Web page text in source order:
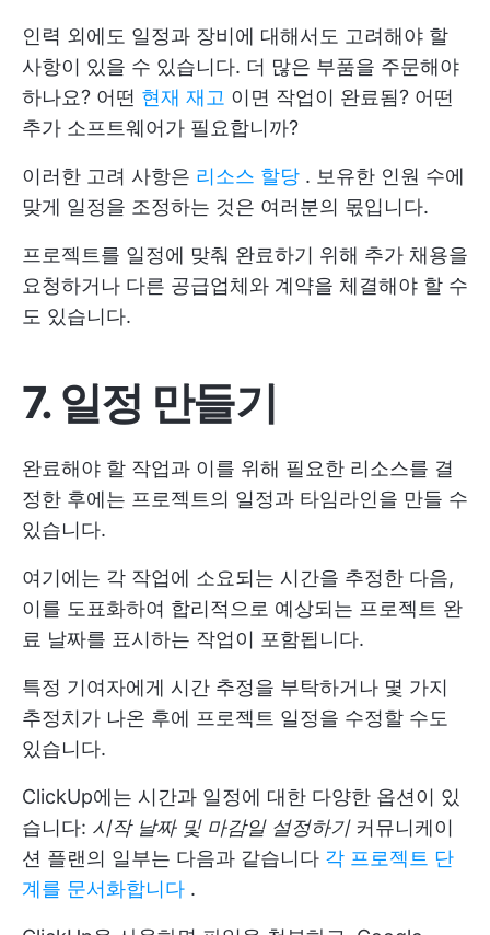
인력 외에도 일정과 장비에 대해서도 고려해야 할
사항이 있을 수 있습니다. 더 많은 부품을 주문해야
하나요? 어떤 현재 재고 이면 작업이 완료됨? 어떤
추가 소프트웨어가 필요합니까?
이러한 고려 사항은 리소스 할당 . 보유한 인원 수에
맞게 일정을 조정하는 것은 여러분의 몫입니다.
프로젝트를 일정에 맞춰 완료하기 위해 추가 채용을
요청하거나 다른 공급업체와 계약을 체결해야 할 수
도 있습니다.
7. 일정 만들기
완료해야 할 작업과 이를 위해 필요한 리소스를 결
정한 후에는 프로젝트의 일정과 타임라인을 만들 수
있습니다.
여기에는 각 작업에 소요되는 시간을 추정한 다음,
이를 도표화하여 합리적으로 예상되는 프로젝트 완
료 날짜를 표시하는 작업이 포함됩니다.
특정 기여자에게 시간 추정을 부탁하거나 몇 가지
추정치가 나온 후에 프로젝트 일정을 수정할 수도
있습니다.
ClickUp에는 시간과 일정에 대한 다양한 옵션이 있
습니다: 시작 날짜 및 마감일 설정하기커뮤니케이
션 플랜의 일부는 다음과 같습니다 각 프로젝트 단
계를 문서화합니다 .